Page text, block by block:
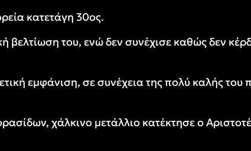
κατετάγη 30ος.
βελτίωση του, ενώ δεν συνέχισε καθώς δεν
εμφάνιση, σε συνέχεια της πολύ καλής του
χάλκινο μετάλλιο κατέκτησε ο